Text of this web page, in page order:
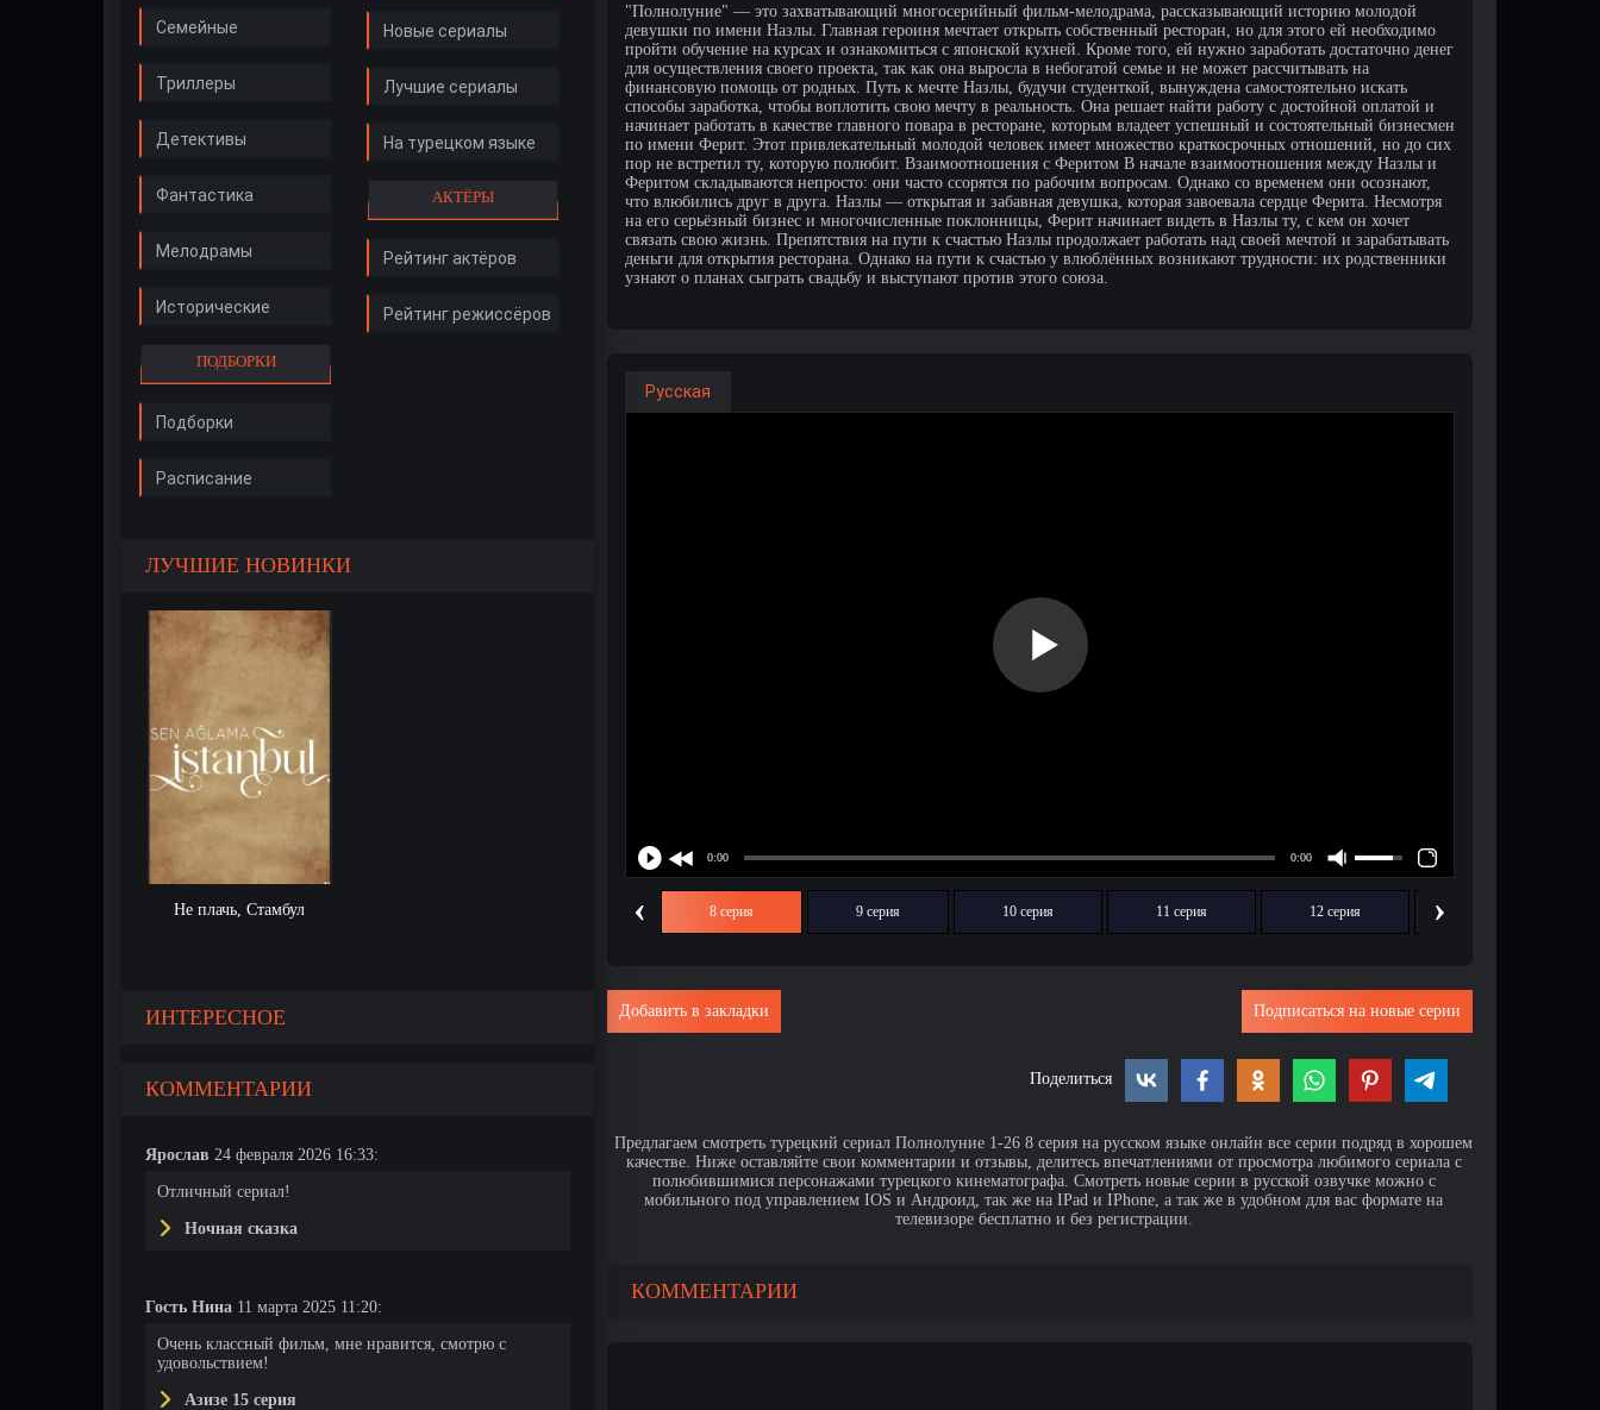
Семейные
Триллеры
Детективы
Фантастика
Мелодрамы
Исторические
ПОДБОРКИ
Подборки
Расписание
Новые сериалы
Лучшие сериалы
На турецком языке
АКТЁРЫ
Рейтинг актёров
Рейтинг режиссёров
ЛУЧШИЕ НОВИНКИ
Не плачь, Стамбул
ИНТЕРЕСНОЕ
КОММЕНТАРИИ
Ярослав 24 февраля 2026 16:33:
Отличный сериал!
Ночная сказка
Гость Нина 11 марта 2025 11:20:
Очень классный фильм, мне нравится, смотрю с
удовольствием!
Азизе 15 серия
"Полнолуние" — это захватывающий многосерийный фильм-мелодрама, рассказывающий историю молодой
девушки по имени Назлы. Главная героиня мечтает открыть собственный ресторан, но для этого ей необходимо
пройти обучение на курсах и ознакомиться с японской кухней. Кроме того, ей нужно заработать достаточно денег
для осуществления своего проекта, так как она выросла в небогатой семье и не может рассчитывать на
финансовую помощь от родных. Путь к мечте Назлы, будучи студенткой, вынуждена самостоятельно искать
способы заработка, чтобы воплотить свою мечту в реальность. Она решает найти работу с достойной оплатой и
начинает работать в качестве главного повара в ресторане, которым владеет успешный и состоятельный бизнесмен
по имени Ферит. Этот привлекательный молодой человек имеет множество краткосрочных отношений, но до сих
пор не встретил ту, которую полюбит. Взаимоотношения с Феритом В начале взаимоотношения между Назлы и
Феритом складываются непросто: они часто ссорятся по рабочим вопросам. Однако со временем они осознают,
что влюбились друг в друга. Назлы — открытая и забавная девушка, которая завоевала сердце Ферита. Несмотря
на его серьёзный бизнес и многочисленные поклонницы, Ферит начинает видеть в Назлы ту, с кем он хочет
связать свою жизнь. Препятствия на пути к счастью Назлы продолжает работать над своей мечтой и зарабатывать
деньги для открытия ресторана. Однако на пути к счастью у влюблённых возникают трудности: их родственники
узнают о планах сыграть свадьбу и выступают против этого союза.
Русская
‹
5 серия 8 серия 9 серия 10 серия 11 серия 12 серия ›
Подписаться на новые серии
Добавить в закладки
Поделиться
Предлагаем смотреть турецкий сериал Полнолуние 1-26 8 серия на русском языке онлайн все серии подряд в хорошем
качестве. Ниже оставляйте свои комментарии и отзывы, делитесь впечатлениями от просмотра любимого сериала с
полюбившимися персонажами турецкого кинематографа. Смотреть новые серии в русской озвучке можно с
мобильного под управлением IOS и Андроид, так же на IPad и IPhone, а так же в удобном для вас формате на
телевизоре бесплатно и без регистрации.
КОММЕНТАРИИ